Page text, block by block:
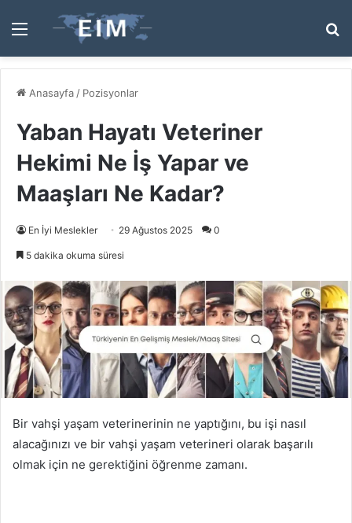
Menü
...
Anasayfa / Pozisyonlar
Yaban Hayatı Veteriner
Hekimi Ne İş Yapar ve
Maaşları Ne Kadar?
En İyi Meslekler 29 Ağustos 2025 0
5 dakika okuma süresi
Bir vahşi yaşam veterinerinin ne yaptığını, bu işi nasıl
alacağınızı ve bir vahşi yaşam veterineri olarak başarılı
olmak için ne gerektiğini öğrenme zamanı.